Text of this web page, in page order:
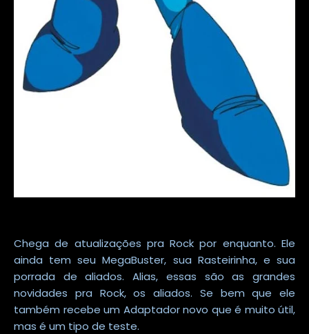
Chega de atualizações pra Rock por enquanto. Ele
ainda tem seu MegaBuster, sua Rasteirinha, e sua
porrada de aliados. Alias, essas são as grandes
novidades pra Rock, os aliados. Se bem que ele
também recebe um Adaptador novo que é muito útil,
mas é um tipo de teste.